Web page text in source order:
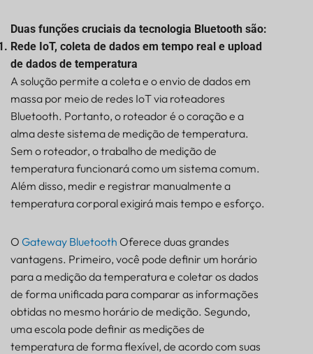
Duas funções cruciais da tecnologia Bluetooth são:
Rede IoT, coleta de dados em tempo real e upload
de dados de temperatura
A solução permite a coleta e o envio de dados em
massa por meio de redes IoT via roteadores
Bluetooth. Portanto, o roteador é o coração e a
alma deste sistema de medição de temperatura.
Sem o roteador, o trabalho de medição de
temperatura funcionará como um sistema comum.
Além disso, medir e registrar manualmente a
temperatura corporal exigirá mais tempo e esforço.
O Gateway Bluetooth Oferece duas grandes
vantagens. Primeiro, você pode definir um horário
para a medição da temperatura e coletar os dados
de forma unificada para comparar as informações
obtidas no mesmo horário de medição. Segundo,
uma escola pode definir as medições de
temperatura de forma flexível, de acordo com suas